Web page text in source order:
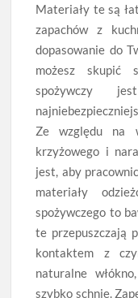
Materiały te są
zapachów z
dopasowanie do
możesz skupić
spożywczy
Ze względu na
krzyżowego i
jest, aby
materiały
spożywczego to
te przepuszczają
kontaktem z
naturalne
szybko schnie.